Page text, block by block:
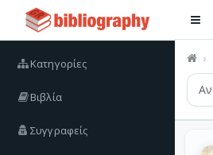
Κατηγορίες
Βιβλία
Συγγραφείς